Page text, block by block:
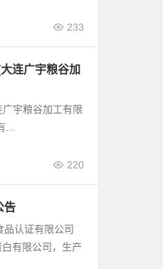
233
连广宇粮谷加
宇粮谷加工有限
220
告
认证有限公司
有限公司，生产